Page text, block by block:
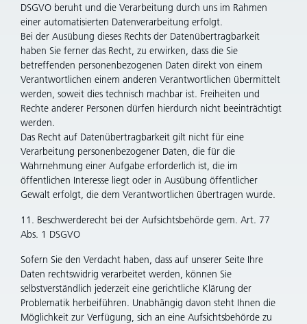
DSGVO beruht und die Verarbeitung durch uns im Rahmen
einer automatisierten Datenverarbeitung erfolgt.
Bei der Ausübung dieses Rechts der Datenübertragbarkeit
haben Sie ferner das Recht, zu erwirken, dass die Sie
betreffenden personenbezogenen Daten direkt von einem
Verantwortlichen einem anderen Verantwortlichen übermittelt
werden, soweit dies technisch machbar ist. Freiheiten und
Rechte anderer Personen dürfen hierdurch nicht beeinträchtigt
werden.
Das Recht auf Datenübertragbarkeit gilt nicht für eine
Verarbeitung personenbezogener Daten, die für die
Wahrnehmung einer Aufgabe erforderlich ist, die im
öffentlichen Interesse liegt oder in Ausübung öffentlicher
Gewalt erfolgt, die dem Verantwortlichen übertragen wurde.
11. Beschwerderecht bei der Aufsichtsbehörde gem. Art. 77
Abs. 1 DSGVO
Sofern Sie den Verdacht haben, dass auf unserer Seite Ihre
Daten rechtswidrig verarbeitet werden, können Sie
selbstverständlich jederzeit eine gerichtliche Klärung der
Problematik herbeiführen. Unabhängig davon steht Ihnen die
Möglichkeit zur Verfügung, sich an eine Aufsichtsbehörde zu